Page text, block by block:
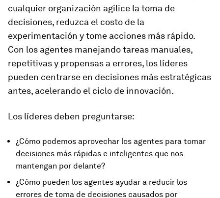
cualquier organización agilice la toma de
decisiones, reduzca el costo de la
experimentación y tome acciones más rápido.
Con los agentes manejando tareas manuales,
repetitivas y propensas a errores, los líderes
pueden centrarse en decisiones más estratégicas
antes, acelerando el ciclo de innovación.
Los líderes deben preguntarse:
¿Cómo podemos aprovechar los agentes para tomar
decisiones más rápidas e inteligentes que nos
mantengan por delante?
¿Cómo pueden los agentes ayudar a reducir los
errores de toma de decisiones causados por